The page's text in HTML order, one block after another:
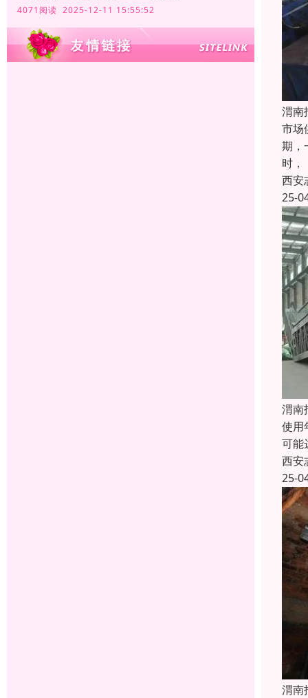
4071阅读 2025-12-11 15:55:52
渭南
市场
期，
时，
西安
25-
渭南
使用
可能
西安
25-
渭南